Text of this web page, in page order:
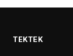
TEKTEK